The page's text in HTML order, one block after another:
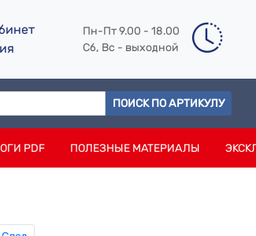
Пн-Пт 9.00 - 18.00
Сб, Вс - выходной
ПОИСК ПО АРТИКУЛУ
PDF ПОЛЕЗНЫЕ МАТЕРИАЛЫ